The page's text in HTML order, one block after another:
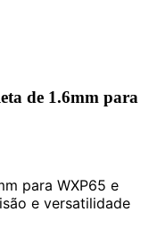
de 1.6mm para
para WXP65 e
e versatilidade